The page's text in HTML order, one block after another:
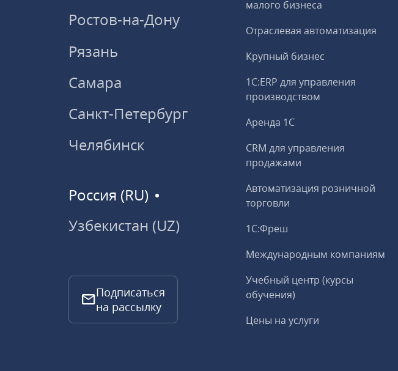
Ростов-на-Дону
Рязань
Самара
Санкт-Петербург
Челябинск
Россия (RU)
Узбекистан (UZ)
Подписаться
на рассылку
малого бизнеса
Отраслевая автоматизация
Крупный бизнес
1С:ERP для управления
производством
Аренда 1С
CRM для управления
продажами
Автоматизация розничной
торговли
1С:Фреш
Международным компаниям
Учебный центр (курсы
обучения)
Цены на услуги